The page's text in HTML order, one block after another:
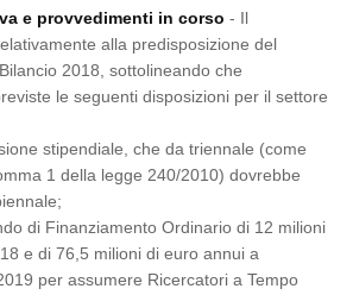
e provvedimenti in corso - Il
alla predisposizione del
2018, sottolineando che
le seguenti disposizioni per il settore
stipendiale, che da triennale (come
1 della legge 240/2010) dovrebbe
di Finanziamento Ordinario di 12 milioni
e di 76,5 milioni di euro annui a
per assumere Ricercatori a Tempo